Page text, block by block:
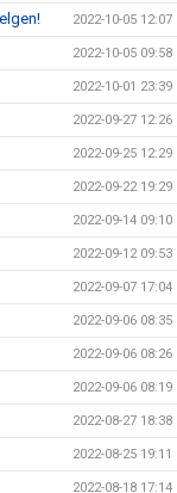
2022-10-05 12:07
2022-10-05 09:58
2022-10-01 23:39
2022-09-27 12:26
2022-09-25 12:29
2022-09-22 19:29
2022-09-14 09:10
2022-09-12 09:53
2022-09-07 17:04
2022-09-06 08:35
2022-09-06 08:26
2022-09-06 08:19
2022-08-27 18:38
2022-08-25 19:11
2022-08-18 17:14